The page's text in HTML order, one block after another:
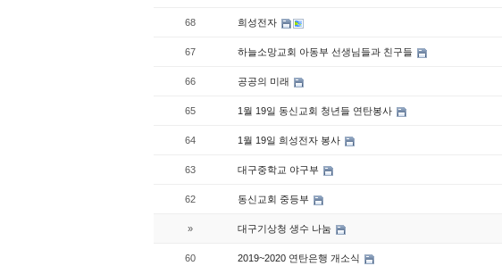
68 희성전자
67 하늘소망교회 아동부 선생님들과 친구들
66 공공의 미래
65 1월 19일 동신교회 청년들 연탄봉사
64 1월 19일 희성전자 봉사
63 대구중학교 야구부
62 동신교회 중등부
» 대구기상청 생수 나눔
60 2019~2020 연탄은행 개소식